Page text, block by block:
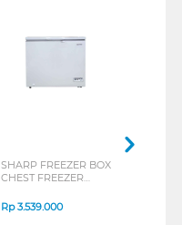
SHARP FREEZER BOX
CHEST FREEZER
Rp3.539.000